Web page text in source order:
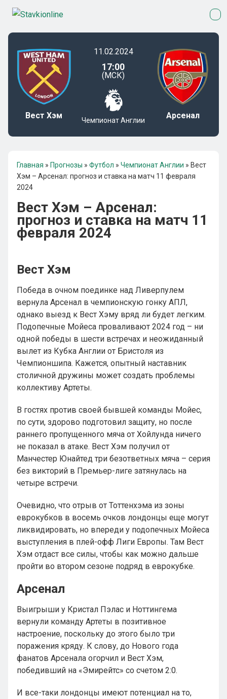
Вест Хэм
11.02.2024
17:00
(МСК)
Чемпионат Англии Арсенал
Главная » Прогнозы » Футбол » Чемпионат Англии » Вест
Хэм – Арсенал: прогноз и ставка на матч 11 февраля
2024
Вест Хэм – Арсенал:
прогноз и ставка на матч 11
февраля 2024
Вест Хэм
Победа в очном поединке над Ливерпулем
вернула Арсенал в чемпионскую гонку АПЛ,
однако выезд к Вест Хэму вряд ли будет легким.
Подопечные Мойеса проваливают 2024 год – ни
одной победы в шести встречах и неожиданный
вылет из Кубка Англии от Бристоля из
Чемпионшипа. Кажется, опытный наставник
столичной дружины может создать проблемы
коллективу Артеты.
В гостях против своей бывшей команды Мойес,
по сути, здорово подготовил защиту, но после
раннего пропущенного мяча от Хойлунда ничего
не показал в атаке. Вест Хэм получил от
Манчестер Юнайтед три безответных мяча – серия
без викторий в Премьер-лиге затянулась на
четыре встречи.
Очевидно, что отрыв от Тоттенхэма из зоны
еврокубков в восемь очков лондонцы еще могут
ликвидировать, но впереди у подопечных Мойеса
выступления в плей-офф Лиги Европы. Там Вест
Хэм отдаст все силы, чтобы как можно дальше
пройти во втором сезоне подряд в еврокубке.
Арсенал
Выигрыши у Кристал Пэлас и Ноттингема
вернули команду Артеты в позитивное
настроение, поскольку до этого было три
поражения кряду. К слову, до Нового года
фанатов Арсенала огорчил и Вест Хэм,
победивший на «Эмирейтс» со счетом 2:0.
И все-таки лондонцы имеют потенциал на то,